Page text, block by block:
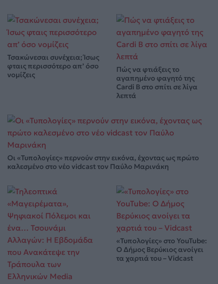
Τσακώνεσαι συνέχεια; Ίσως
φταις περισσότερο απ’ όσο
νομίζεις
Πώς να φτιάξεις το
αγαπημένο φαγητό της
Cardi B στο σπίτι σε λίγα
λεπτά
Οι «Τυπολογίες» περνούν στην εικόνα, έχοντας ως πρώτο
καλεσμένο στο νέο vidcast τον Παύλο Μαρινάκη
«Τυπολογίες» στο YouTube:
Ο Δήμος Βερύκιος ανοίγει
τα χαρτιά του – Vidcast